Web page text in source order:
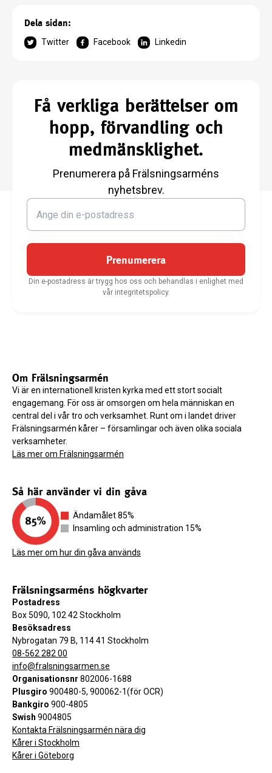
Dela sidan:
Twitter Facebook Linkedin
Få verkliga berättelser om
hopp, förvandling och
medmänsklighet.
Prenumerera på Frälsningsarméns
nyhetsbrev.
Prenumerera
Din e-postadress är trygg hos oss och behandlas i enlighet med
vår integritetspolicy.
Om Frälsningsarmén
Vi är en internationell kristen kyrka med ett stort socialt
engagemang. För oss är omsorgen om hela människan en
central del i vår tro och verksamhet. Runt om i landet driver
Frälsningsarmén kårer – församlingar och även olika sociala
verksamheter.
Läs mer om Frälsningsarmén
Så här använder vi din gåva
Ändamålet 85%
Insamling och administration 15%
Läs mer om hur din gåva används
Frälsningsarméns högkvarter
Postadress
Box 5090, 102 42 Stockholm
Besöksadress
Nybrogatan 79 B, 114 41 Stockholm
08-562 282 00
info@fralsningsarmen.se
Organisationsnr 802006-1688
Plusgiro 900480-5, 900062-1(för OCR)
Bankgiro 900-4805
Swish 9004805
Kontakta Frälsningsarmén nära dig
Kårer i Stockholm
Kårer i Göteborg